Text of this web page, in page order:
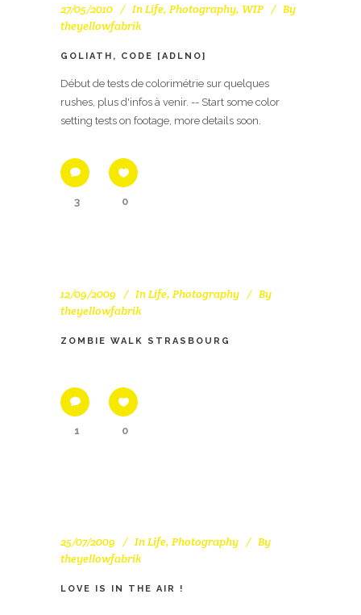
27/05/2010 InLife, Photography, WIP
By
theyellowfabrik
GOLIATH, CODE [ADLNO]
Début de tests de colorimétrie sur quelques
rushes, plus d'infos à venir. -- Start some color
setting tests on footage, more details soon.
3 0
12/09/2009 InLife, Photography
By
theyellowfabrik
ZOMBIE WALK STRASBOURG
1 0
25/07/2009 InLife, Photography
By
theyellowfabrik
LOVE IS IN THE AIR !